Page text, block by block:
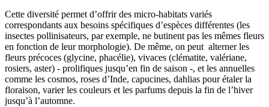
Cette diversité permet d’offrir des micro-habitats variés
correspondants aux besoins spécifiques d’espèces différentes (les
insectes pollinisateurs, par exemple, ne butinent pas les mêmes fleurs
en fonction de leur morphologie). De même, on peut alterner les
fleurs précoces (glycine, phacélie), vivaces (clématite, valériane,
rosiers, aster) - prolifiques jusqu’en fin de saison -, et les annuelles
comme les cosmos, roses d’Inde, capucines, dahlias pour étaler la
floraison, varier les couleurs et les parfums depuis la fin de l’hiver
jusqu’à l’automne.